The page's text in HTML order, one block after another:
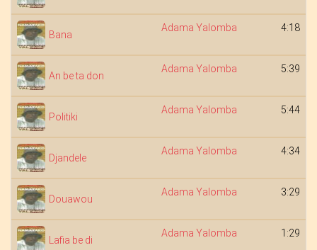
Bana
Adama Yalomba 4:18
An be ta don
Adama Yalomba 5:39
Politiki
Adama Yalomba 5:44
Djandele
Adama Yalomba 4:34
Douawou
Adama Yalomba 3:29
Lafia be di
Adama Yalomba 1:29